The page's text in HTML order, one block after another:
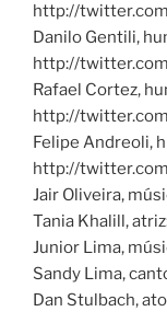
http://
Danilo Gentili,
http://
Rafael Cortez,
http://
Felipe Andreoli,
http://
Jair Oliveira,
Tania Khalill,
Junior Lima,
Sandy Lima,
Dan Stulbach,